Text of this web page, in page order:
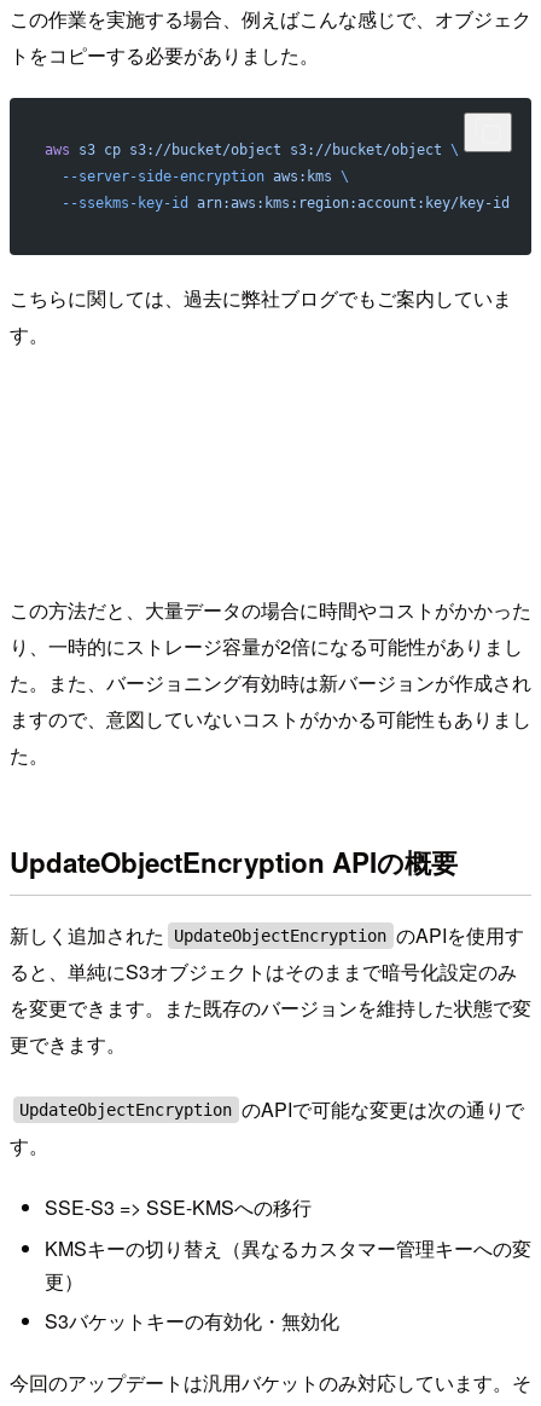
この作業を実施する場合、例えばこんな感じで、オブジェク
トをコピーする必要がありました。
aws s3 cp s3://bucket/object s3://bucket/object \
  --server-side-encryption
aws:kms \
  --ssekms-key-id
arn:aws:kms:region:account:key/key-id
こちらに関しては、過去に弊社ブログでもご案内していま
す。
この方法だと、大量データの場合に時間やコストがかかった
り、一時的にストレージ容量が2倍になる可能性がありまし
た。また、バージョニング有効時は新バージョンが作成され
ますので、意図していないコストがかかる可能性もありまし
た。
UpdateObjectEncryption APIの概要
新しく追加された UpdateObjectEncryption のAPIを使用す
ると、単純にS3オブジェクトはそのままで暗号化設定のみ
を変更できます。また既存のバージョンを維持した状態で変
更できます。
UpdateObjectEncryption のAPIで可能な変更は次の通りで
す。
SSE-S3 => SSE-KMSへの移行
KMSキーの切り替え（異なるカスタマー管理キーへの変
更）
S3バケットキーの有効化・無効化
今回のアップデートは汎用バケットのみ対応しています。そ